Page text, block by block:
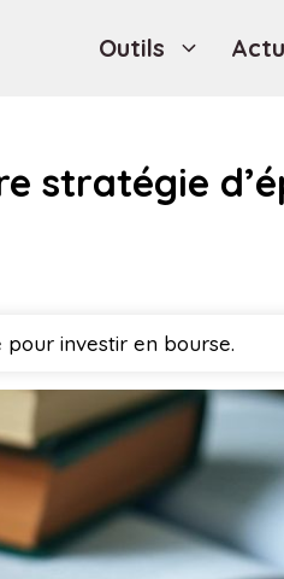
Outils Actu
stratégie
investir en bourse.